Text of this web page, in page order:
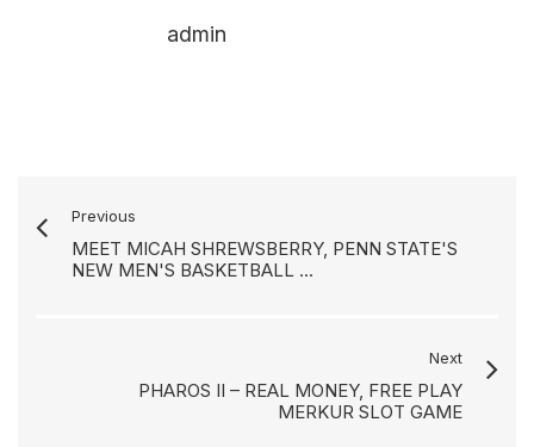
admin
Previous
MEET MICAH SHREWSBERRY, PENN STATE'S
NEW MEN'S BASKETBALL ...
Next
PHAROS II – REAL MONEY, FREE PLAY
MERKUR SLOT GAME